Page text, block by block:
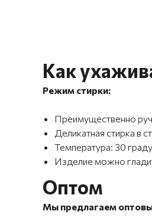
Как
Режим стирки:
Преимущественно
Деликатная стирка в
Температура: 30
Изделие можно
Оптом
Мы предлагаем